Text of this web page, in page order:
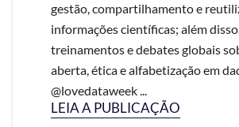
gestão, compartilhamento e
informações científicas; além
treinamentos e debates globais
aberta, ética e alfabetização em
@lovedataweek ...
LEIA A PUBLICAÇÃO